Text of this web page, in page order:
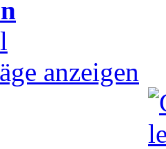
anzeigen